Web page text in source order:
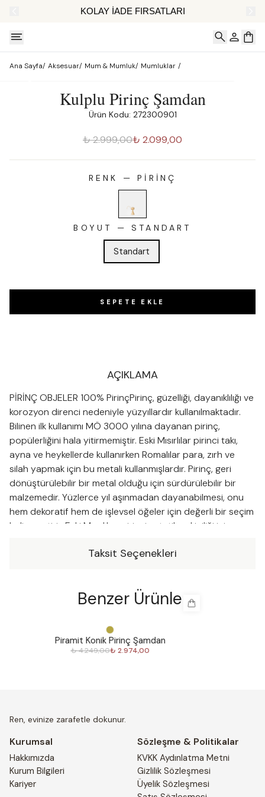
KOLAY İADE FIRSATLARI
Ana Sayfa/ Aksesuar/ Mum & Mumluk/ Mumluklar /
Kulplu Pirinç Şamdan
Ürün Kodu: 272300901
₺ 2.999,00₺ 2.099,00
RENK — PIRINÇ
BOYUT — STANDART
Standart
SEPETE EKLE
AÇIKLAMA
PİRİNÇ OBJELER 100% PirinçPirinç, güzelliği, dayanıklılığı ve
korozyon direnci nedeniyle yüzyıllardır kullanılmaktadır.
Bilinen ilk kullanımı MÖ 3000 yılına dayanan pirinç,
popülerliğini hala yitirmemiştir. Eski Mısırlılar pirinci takı,
ayna ve heykellerde kullanırken Romalılar para, zırh ve
silah yapmak için bu metali kullanmışlardır. Pirinç, geri
dönüştürülebilir bir metal olduğu için sürdürülebilir bir
malzemedir. Yüzlerce yıl aşınmadan dayanabilmesi, onu
hem dekoratif hem de işlevsel öğeler için değerli bir seçim
haline getirir. Eski Mısırlılar, pirinci estetik çekiciliği için
değerli malzeme insan uygarlığı ve kültürel mirası üzerinde
parçalar evinize şıklık katacak. Her parça, en iyi
malzemeler ve işçilik kullanılarak detaylara özen ve
dikkatle yapıldı. Ren’in pirinç serisi, size yıllarca keyif
verecek zamansız bir seçim olacaktır.
Taksit Seçenekleri
Benzer Ürünler
Piramit Konik Pirinç Şamdan
₺ 4.249,00₺ 2.974,00
Ren, evinize zarafetle dokunur.
Kurumsal
Hakkımızda
Kurum Bilgileri
Kariyer
Sözleşme & Politikalar
KVKK Aydınlatma Metni
Gizlilik Sözleşmesi
Üyelik Sözleşmesi